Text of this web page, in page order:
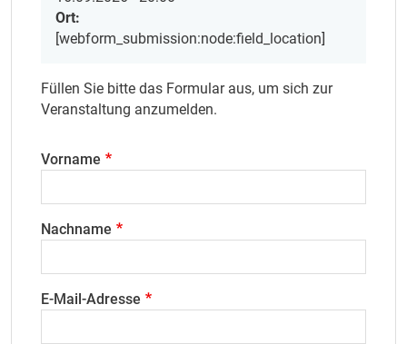
Ort:
[webform_submission:node:field_location]
Füllen Sie bitte das Formular aus, um sich zur
Veranstaltung anzumelden.
Vorname
Nachname
E-Mail-Adresse